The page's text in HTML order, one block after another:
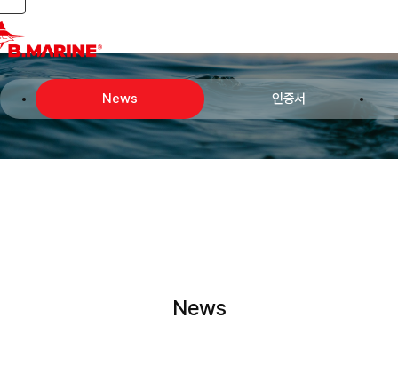
Toggle navigation
News 인증서
News